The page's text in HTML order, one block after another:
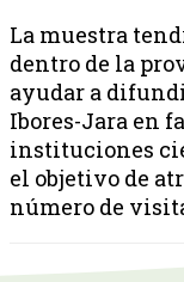
La muestra
dentro de la
ayudar a
Ibores-Jara en
instituciones
el objetivo de
número de